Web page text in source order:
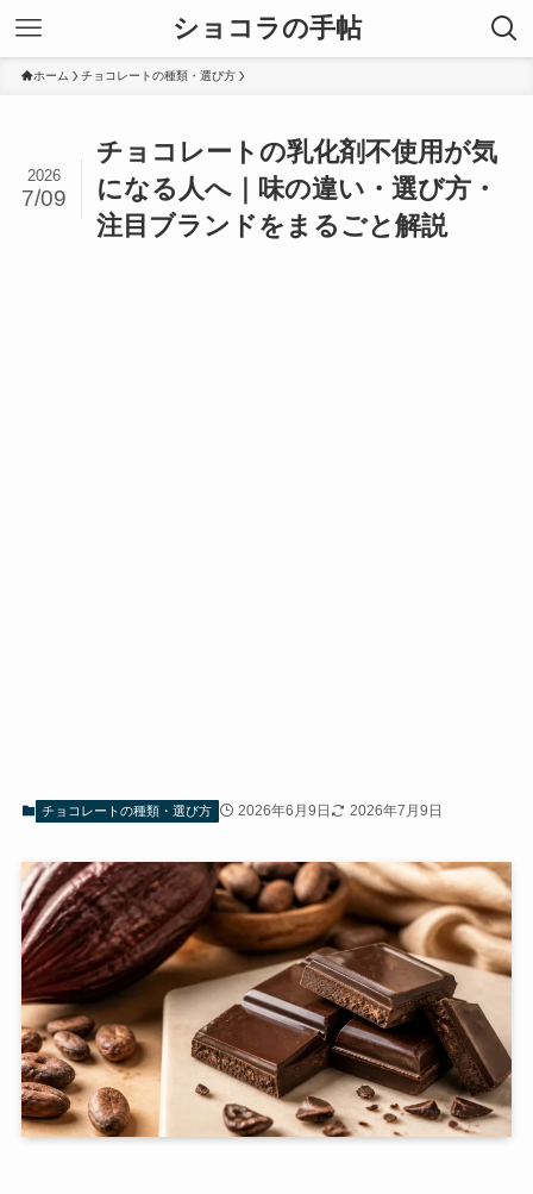
ショコラの手帖
ホーム チョコレートの種類・選び方
チョコレートの乳化剤不使用が気
になる人へ｜味の違い・選び方・
注目ブランドをまるごと解説
2026
7/09
チョコレートの種類・選び方 2026年6月9日 2026年7月9日